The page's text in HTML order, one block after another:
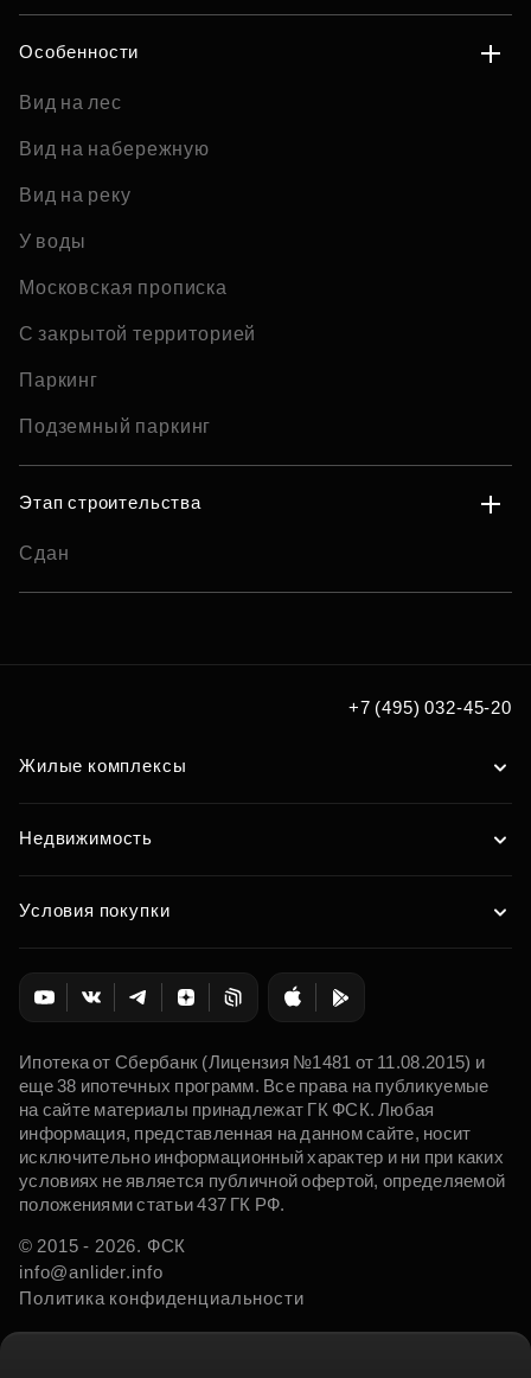
Особенности
Вид на лес
Вид на набережную
Вид на реку
У воды
Московская прописка
С закрытой территорией
Паркинг
Подземный паркинг
Этап строительства
Сдан
+7 (495) 032-45-20
Жилые комплексы
Недвижимость
Условия покупки
Ипотека от Сбербанк (Лицензия №1481 от 11.08.2015) и
еще 38 ипотечных программ. Все права на публикуемые
на сайте материалы принадлежат ГК ФСК. Любая
информация, представленная на данном сайте, носит
исключительно информационный характер и ни при каких
условиях не является публичной офертой, определяемой
положениями статьи 437 ГК РФ.
© 2015 - 2026. ФСК
info@anlider.info
Политика конфиденциальности